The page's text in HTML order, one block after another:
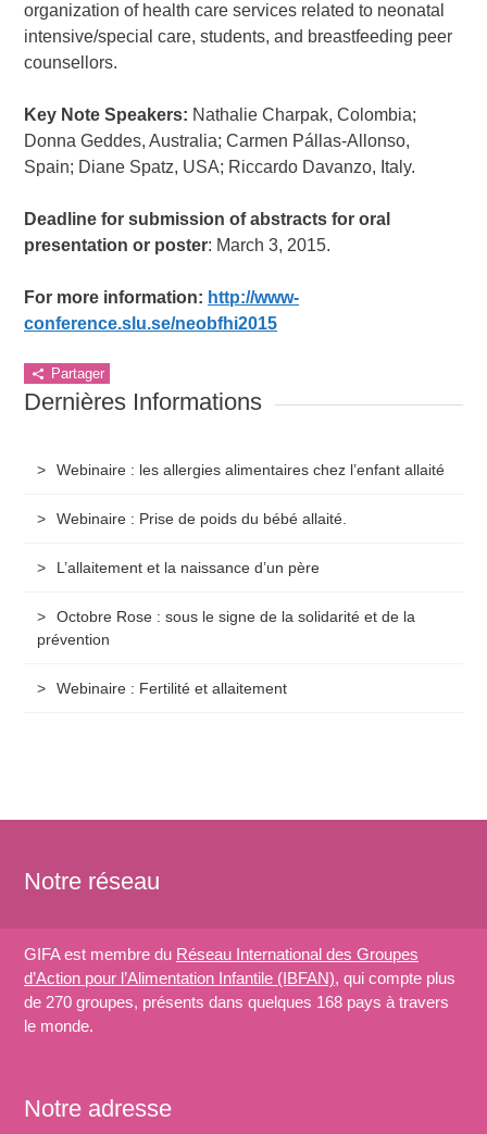
organization of health care services related to neonatal
intensive/special care, students, and breastfeeding peer
counsellors.
Key Note Speakers: Nathalie Charpak, Colombia;
Donna Geddes, Australia; Carmen Pállas-Allonso,
Spain; Diane Spatz, USA; Riccardo Davanzo, Italy.
Deadline for submission of abstracts for oral
presentation or poster: March 3, 2015.
For more information: http://www-
conference.slu.se/neobfhi2015
Partager
Dernières Informations
Webinaire : les allergies alimentaires chez l’enfant allaité
Webinaire : Prise de poids du bébé allaité.
L’allaitement et la naissance d’un père
Octobre Rose : sous le signe de la solidarité et de la
prévention
Webinaire : Fertilité et allaitement
Notre réseau
GIFA est membre du Réseau International des Groupes
d’Action pour l’Alimentation Infantile (IBFAN), qui compte plus
de 270 groupes, présents dans quelques 168 pays à travers
le monde.
Notre adresse